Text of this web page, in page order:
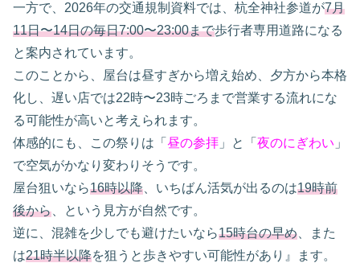
一方で、2026年の交通規制資料では、杭全神社参道が7月
11日〜14日の毎日7:00〜23:00まで歩行者専用道路になる
と案内されています。
このことから、屋台は昼すぎから増え始め、夕方から本格
化し、遅い店では22時〜23時ごろまで営業する流れにな
る可能性が高いと考えられます。
体感的にも、この祭りは「 昼の参拝 」と「 夜のにぎわい 」
で空気がかなり変わりそうです。
屋台狙いなら16時以降 、いちばん活気が出るのは19時前
後から 、という見方が自然です。
逆に、混雑を少しでも避けたいなら15時台の早め 、また
は21時半以降を狙うと歩きやすい可能性があり』ます。